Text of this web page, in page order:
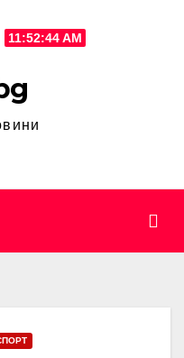
11:52:45 AM